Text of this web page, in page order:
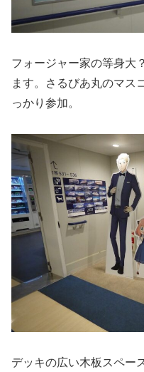
フォージャー家の等身大
ます。さるびあ丸のマス
っかり参加。
デッキの広い木板スペー